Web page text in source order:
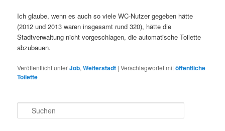
Ich glaube, wenn es auch so viele WC-Nutzer gegeben hätte
(2012 und 2013 waren insgesamt rund 320), hätte die
Stadtverwaltung nicht vorgeschlagen, die automatische Toilette
abzubauen.
Veröffentlicht unterJob,Weiterstadt |Verschlagwortet mitöffentliche
Toilette
u